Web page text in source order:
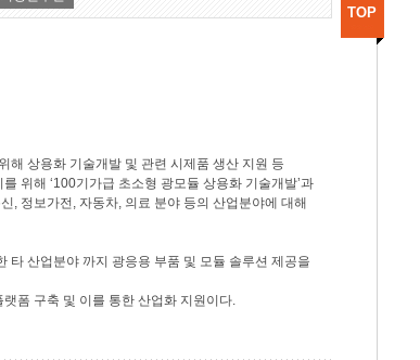
해 상용화 기술개발 및 관련 시제품 생산 지원 등
위해 ‘100기가급 초소형 광모듈 상용화 기술개발’과
, 정보가전, 자동차, 의료 분야 등의 산업분야에 대해
타 산업분야 까지 광응용 부품 및 모듈 솔루션 제공을
폼 구축 및 이를 통한 산업화 지원이다.
TOP